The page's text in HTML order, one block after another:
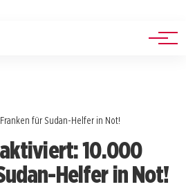
für Sudan-Helfer in Not!
10.000
Helfer in Not!